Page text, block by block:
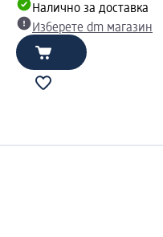
Налично за доставка
Изберете dm магазин